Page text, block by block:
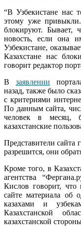
“В Узбекистане нас
этому уже
блокируют. Бывает,
новость, если она
Узбекистане,
Казахстане нас
говорит редактор
В заявлении
назад, также было
с критериями
По данным сайта,
человек в месяц,
казахстанские
Представители сайта
разрешится, они
Кроме того, в
агентства
Кислов говорит, что
сайте материала об
казахами и
Казахстанской
казахстанской